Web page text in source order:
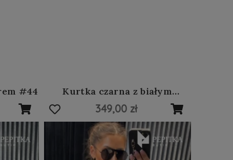
#44
Kurtka czarna z białym
printem typograficznym #42
349,00 zł